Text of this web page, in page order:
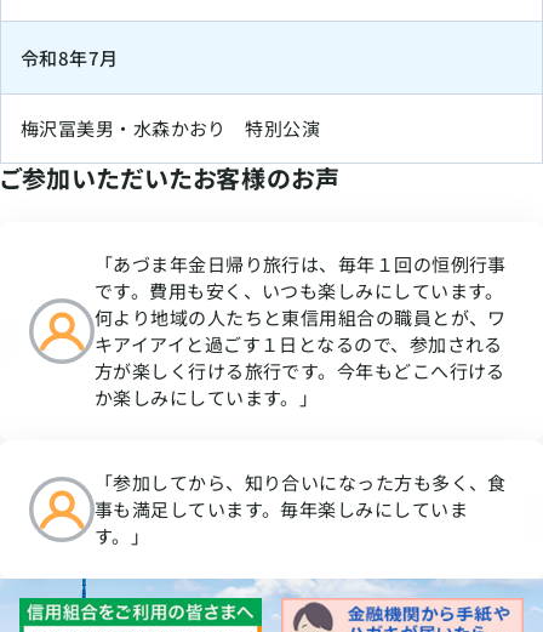
令和8年7月
梅沢冨美男・水森かおり 特別公演
ご参加いただいたお客様のお声
「あづま年金日帰り旅行は、毎年１回の恒例行事
です。費用も安く、いつも楽しみにしています。
何より地域の人たちと東信用組合の職員とが、ワ
キアイアイと過ごす１日となるので、参加される
方が楽しく行ける旅行です。今年もどこへ行ける
か楽しみにしています。」
「参加してから、知り合いになった方も多く、食
事も満足しています。毎年楽しみにしていま
す。」